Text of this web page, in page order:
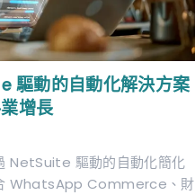
驅動的自動化解決方案
增長
NetSuite 驅動的自動化簡化
WhatsApp Commerce、財